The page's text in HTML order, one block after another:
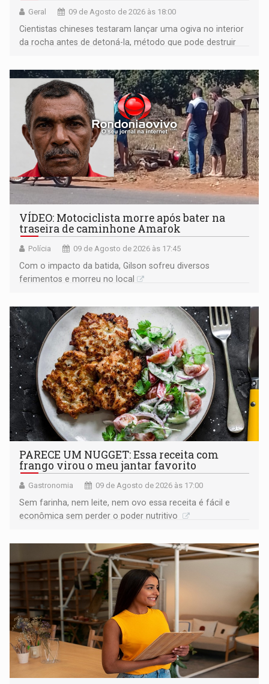
Geral 09 de Agosto de 2026 às 18:00
Cientistas chineses testaram lançar uma ogiva no interior
da rocha antes de detoná-la, método que pode destruir
VÍDEO: Motociclista morre após bater na
traseira de caminhone Amarok
Polícia 09 de Agosto de 2026 às 17:45
​Com o impacto da batida, Gilson sofreu diversos
ferimentos e morreu no local
PARECE UM NUGGET: Essa receita com
frango virou o meu jantar favorito
Gastronomia 09 de Agosto de 2026 às 17:00
Sem farinha, nem leite, nem ovo essa receita é fácil e
econômica sem perder o poder nutritivo